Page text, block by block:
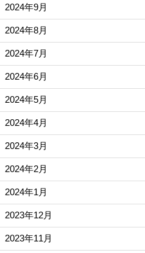
2024年9月
2024年8月
2024年7月
2024年6月
2024年5月
2024年4月
2024年3月
2024年2月
2024年1月
2023年12月
2023年11月